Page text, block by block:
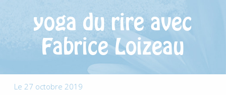
yoga du rire avec
Fabrice Loizeau
Le 27 octobre 2019